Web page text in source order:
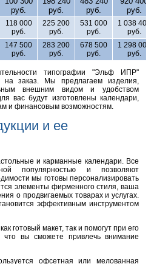
руб.
руб.
руб.
руб.
118 000
руб.
225 200
руб.
531 000
руб.
1 038 400
руб.
147 500
руб.
283 200
руб.
678 500
руб.
1 298 000
руб.
типографии "Эльф ИПР"
на заказ. Мы предлагаем изделия,
внешним видом и удобством
вас будут изготовлены календари,
и финансовым возможностям.
и ее
и карманные календари. Все
популярностью и позволяют
мы готовы персонализировать
элементы фирменного стиля, ваша
о продвигаемых товарах и услугах.
эффективным инструментом
готовый макет, так и помогут при его
что вы сможете привлечь внимание
офсетная или мелованная